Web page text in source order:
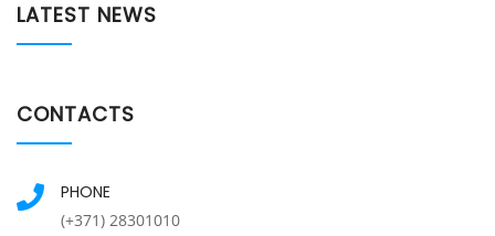
LATEST NEWS
CONTACTS
PHONE
(+371) 28301010